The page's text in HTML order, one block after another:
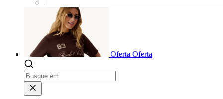
Oferta Oferta